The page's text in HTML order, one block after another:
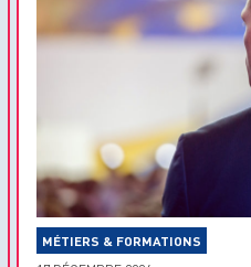
MÉTIERS & FORMATIONS